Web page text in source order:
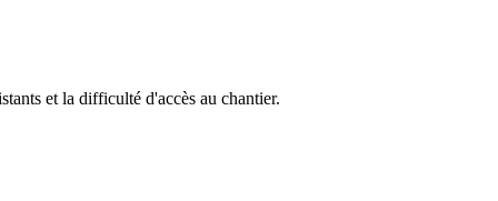
et la difficulté d'accès au chantier.